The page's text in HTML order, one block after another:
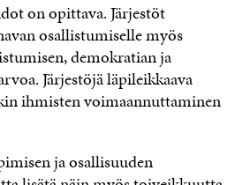
on opittava. Järjestöt
osallistumiselle myös
demokratian ja
Järjestöjä läpileikkaava
ihmisten voimaannuttaminen
ja osallisuuden